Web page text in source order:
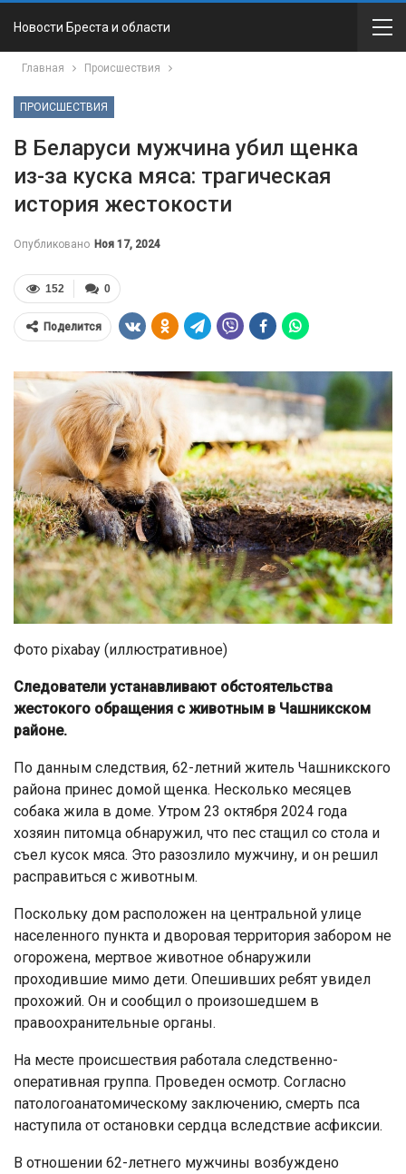
Новости Бреста и области
Главная Происшествия
ПРОИСШЕСТВИЯ
В Беларуси мужчина убил щенка
из-за куска мяса: трагическая
история жестокости
Опубликовано Ноя 17, 2024
0
152
Поделится
Фото pixabay (иллюстративное)
Следователи устанавливают обстоятельства
жестокого обращения с животным в Чашникском
районе.
По данным следствия, 62-летний житель Чашникского
района принес домой щенка. Несколько месяцев
собака жила в доме. Утром 23 октября 2024 года
хозяин питомца обнаружил, что пес стащил со стола и
съел кусок мяса. Это разозлило мужчину, и он решил
расправиться с животным.
Поскольку дом расположен на центральной улице
населенного пункта и дворовая территория забором не
огорожена, мертвое животное обнаружили
проходившие мимо дети. Опешивших ребят увидел
прохожий. Он и сообщил о произошедшем в
правоохранительные органы.
На месте происшествия работала следственно-
оперативная группа. Проведен осмотр. Согласно
патологоанатомическому заключению, смерть пса
наступила от остановки сердца вследствие асфиксии.
В отношении 62-летнего мужчины возбуждено